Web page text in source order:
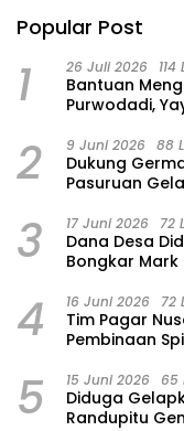
Popular Post
1 26 Juli 2026 114
‎Bantuan
Purwodadi,
2 9 Juni 2026 88
Dukung
Pasuruan
3 17 Juni 2026 72
Dana Desa
Bongkar Mark
4 16 Juni 2026 72
Tim Pagar
Pembinaan
5 15 Juni 2026 65
‎Diduga
Randupitu